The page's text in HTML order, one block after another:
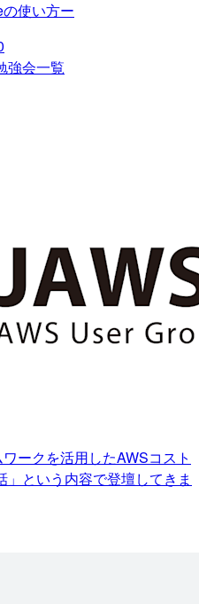
使い方ー
強会一覧
ークを活用したAWSコスト
という内容で登壇してきま